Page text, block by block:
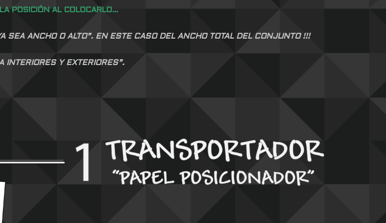
POSICIÓN AL COLOCARLO…
SEA ANCHO O ALTO”. EN ESTE CASO DEL ANCHO TOTAL DEL CONJUNTO !!!
INTERIORES Y EXTERIORES”.